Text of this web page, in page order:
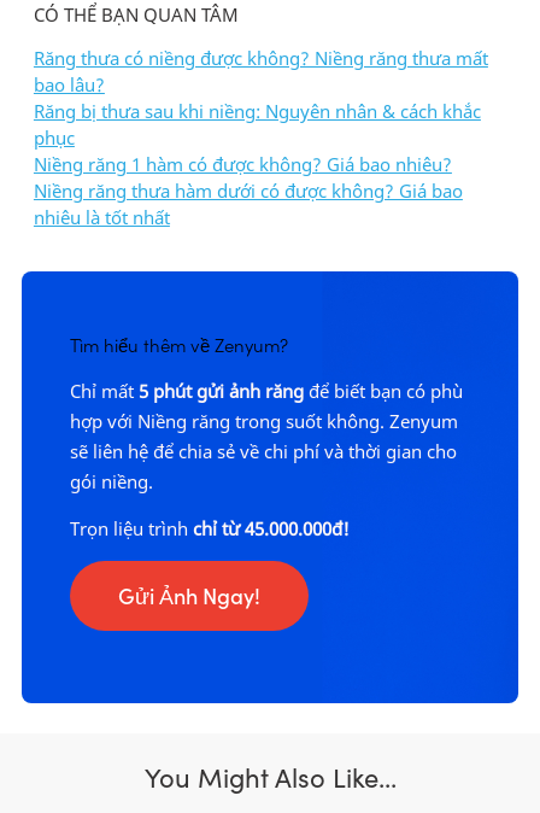
CÓ THỂ BẠN QUAN TÂM
Răng thưa có niềng được không? Niềng răng thưa mất
bao lâu?
Răng bị thưa sau khi niềng: Nguyên nhân & cách khắc
phục
Niềng răng 1 hàm có được không? Giá bao nhiêu?
Niềng răng thưa hàm dưới có được không? Giá bao
nhiêu là tốt nhất
Tìm hiểu thêm về Zenyum?
Chỉ mất 5 phút gửi ảnh răng để biết bạn có phù
hợp với Niềng răng trong suốt không. Zenyum
sẽ liên hệ để chia sẻ về chi phí và thời gian cho
gói niềng.
Trọn liệu trình chỉ từ 45.000.000đ!
Gửi Ảnh Ngay!
You Might Also Like...